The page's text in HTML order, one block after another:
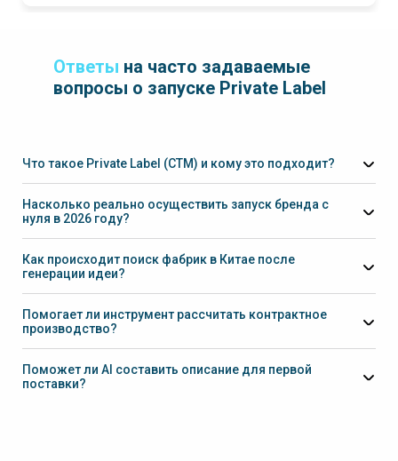
Ответы на часто задаваемые
вопросы о запуске Private Label
Что такое Private Label (СТМ) и кому это подходит?
Насколько реально осуществить запуск бренда с
нуля в 2026 году?
Как происходит поиск фабрик в Китае после
генерации идеи?
Помогает ли инструмент рассчитать контрактное
производство?
Поможет ли AI составить описание для первой
поставки?